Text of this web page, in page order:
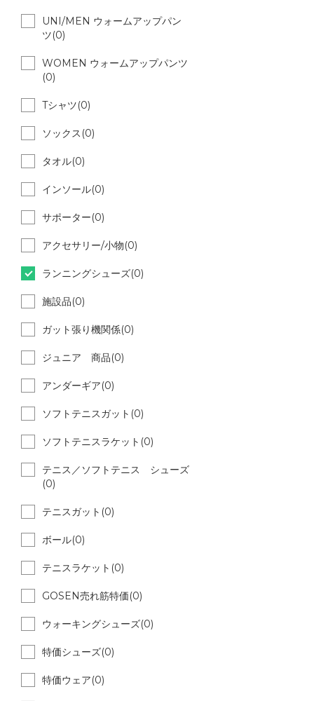
UNI/MEN ウォームアップパン
ツ(0)
WOMEN ウォームアップパンツ
(0)
Tシャツ(0)
ソックス(0)
タオル(0)
インソール(0)
サポーター(0)
アクセサリー/小物(0)
ランニングシューズ(0)
施設品(0)
ガット張り機関係(0)
ジュニア 商品(0)
アンダーギア(0)
ソフトテニスガット(0)
ソフトテニスラケット(0)
テニス／ソフトテニス シューズ
(0)
テニスガット(0)
ボール(0)
テニスラケット(0)
GOSEN売れ筋特価(0)
ウォーキングシューズ(0)
特価シューズ(0)
特価ウェア(0)